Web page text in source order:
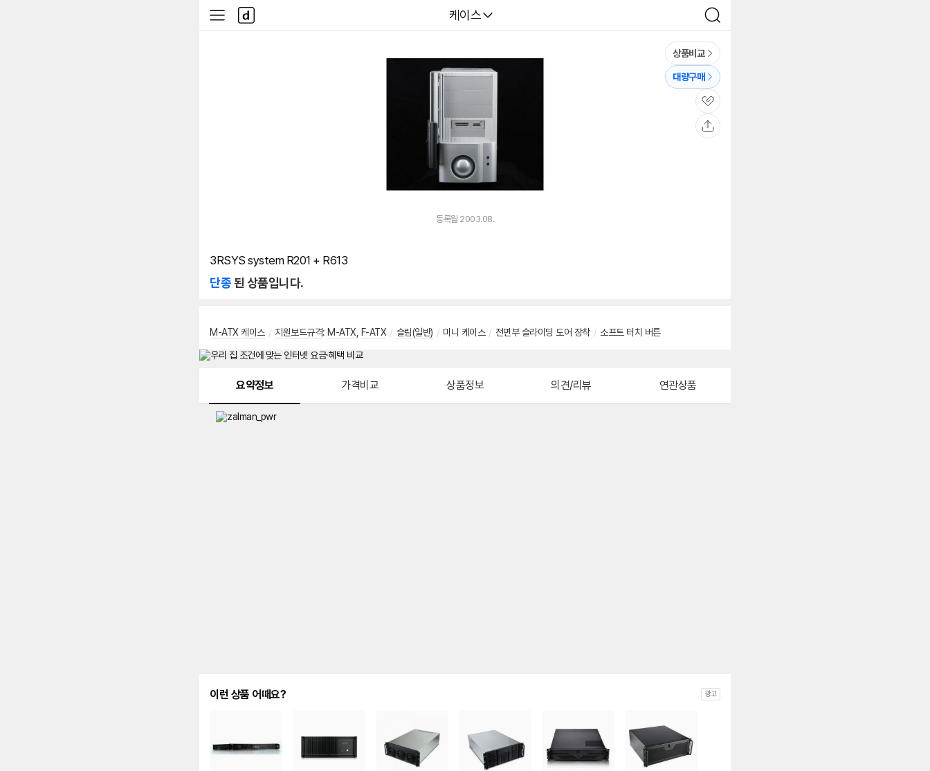
다나와
케이스
검
색
사
이
다
나
와
상품비교
대량구매
관
심
등록월 2003.08.
3RSYS system R201 + R613
단종된 상품입니다.
M-ATX 케이스 / 지원보드규격: M-ATX F-ATX / 슬림(일반) / 미니 케이스 / 전면부 슬라이딩 도어 장착 / 소프트 터치 버튼
요약정보 가격비교 상품정보 의견/리뷰 연관상품
이런 상품 어때요? 광고